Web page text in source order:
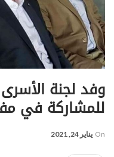
وفد لجنة
للمشاركة في
On يناير 24, 2021